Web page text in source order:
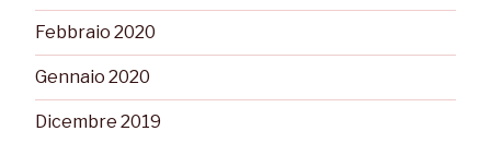
Febbraio 2020
Gennaio 2020
Dicembre 2019